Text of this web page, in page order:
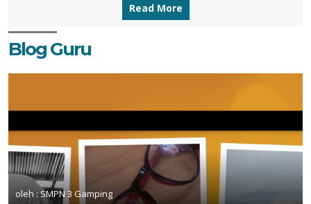
Read More
Blog Guru
oleh : SMPN 3 Gamping
1 FEB 2026
1 JUN 2018 1 JUN 2018